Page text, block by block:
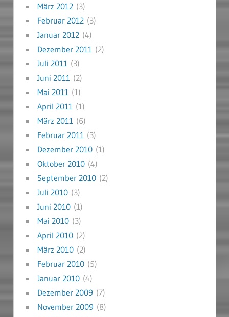
März 2012(3)
Februar 2012(3)
Januar 2012(4)
Dezember 2011 (2)
Juli 2011 (3)
Juni 2011 (2)
Mai 2011 (1)
April 2011 (1)
März 2011 (6)
Februar 2011 (3)
Dezember 2010(1)
Oktober 2010(4)
September 2010(2)
Juli 2010(3)
Juni 2010(1)
Mai 2010(3)
April 2010(2)
März 2010(2)
Februar 2010(5)
Januar 2010(4)
Dezember 2009 (7)
November 2009 (8)